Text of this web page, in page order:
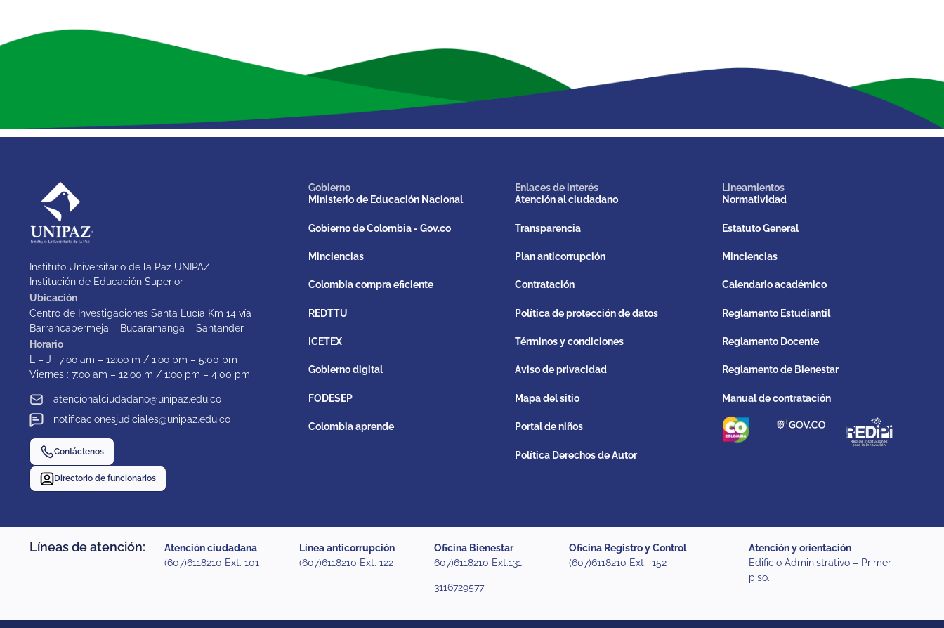
Instituto Universitario de la Paz UNIPAZ
Institución de Educación Superior
Ubicación
Centro de Investigaciones Santa Lucía Km 14 vía
Barrancabermeja – Bucaramanga – Santander
Horario
L – J : 7:oo am – 12:oo m / 1:oo pm – 5:00 pm
Viernes : 7:oo am – 12:oo m / 1:oo pm – 4:00 pm
atencionalciudadano@unipaz.edu.co
notificacionesjudiciales@unipaz.edu.co
Contáctenos
Directorio de funcionarios
Gobierno
Ministerio de Educación Nacional
Gobierno de Colombia - Gov.co
Minciencias
Colombia compra eficiente
REDTTU
ICETEX
Gobierno digital
FODESEP
Colombia aprende
Enlaces de interés
Atención al ciudadano
Transparencia
Plan anticorrupción
Contratación
Política de protección de datos
Términos y condiciones
Aviso de privacidad
Mapa del sitio
Portal de niños
Política Derechos de Autor
Lineamientos
Normatividad
Estatuto General
Minciencias
Calendario académico
Reglamento Estudiantil
Reglamento Docente
Reglamento de Bienestar
Manual de contratación
Líneas de atención:
Atención ciudadana
(607)6118210 Ext. 101
Línea anticorrupción
(607)6118210 Ext. 122
Oficina Bienestar
607)6118210 Ext.131
3116729577
Oficina Registro y Control
(607)6118210 Ext. 152
Atención y orientación
Edificio Administrativo – Primer
piso.